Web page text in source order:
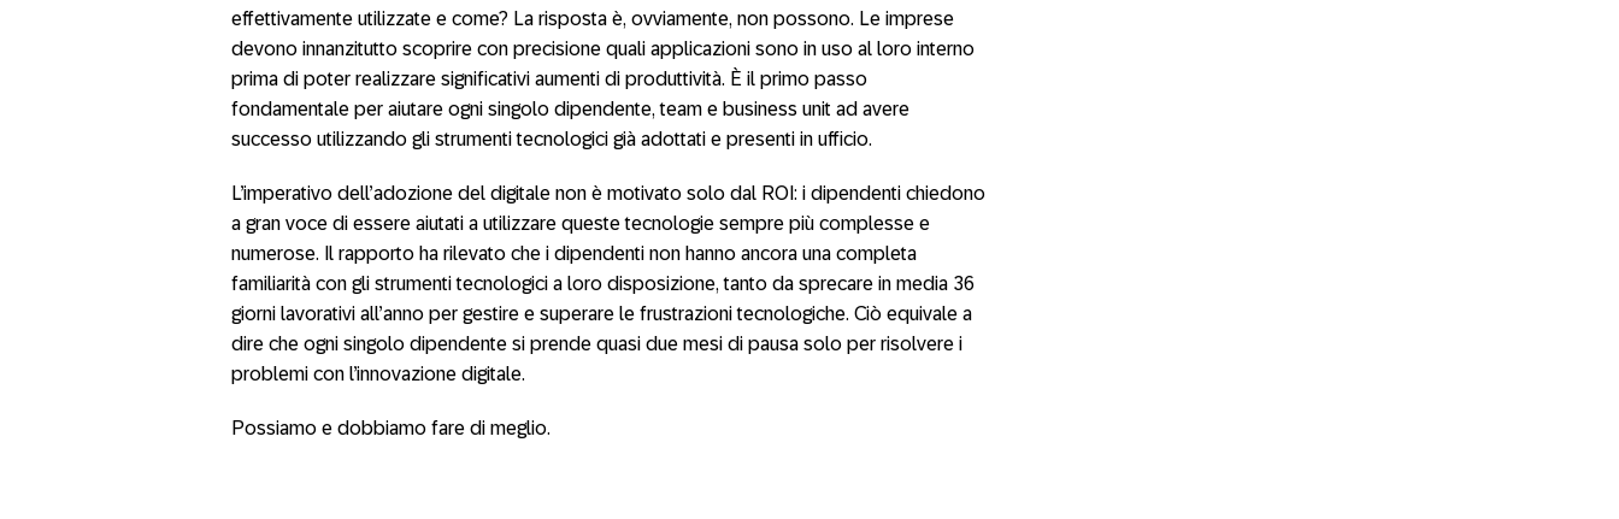
effettivamente utilizzate e come? La risposta è, ovviamente, non possono. Le imprese
devono innanzitutto scoprire con precisione quali applicazioni sono in uso al loro interno
prima di poter realizzare significativi aumenti di produttività. È il primo passo
fondamentale per aiutare ogni singolo dipendente, team e business unit ad avere
successo utilizzando gli strumenti tecnologici già adottati e presenti in ufficio.
L’imperativo dell’adozione del digitale non è motivato solo dal ROI: i dipendenti chiedono
a gran voce di essere aiutati a utilizzare queste tecnologie sempre più complesse e
numerose. Il rapporto ha rilevato che i dipendenti non hanno ancora una completa
familiarità con gli strumenti tecnologici a loro disposizione, tanto da sprecare in media 36
giorni lavorativi all’anno per gestire e superare le frustrazioni tecnologiche. Ciò equivale a
dire che ogni singolo dipendente si prende quasi due mesi di pausa solo per risolvere i
problemi con l’innovazione digitale.
Possiamo e dobbiamo fare di meglio.